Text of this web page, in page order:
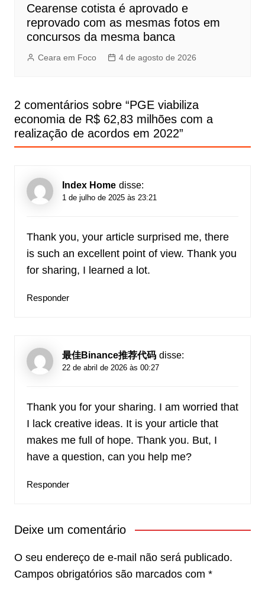
Cearense cotista é aprovado e
reprovado com as mesmas fotos em
concursos da mesma banca
Ceara em Foco 4 de agosto de 2026
2 comentários sobre “PGE viabiliza
economia de R$ 62,83 milhões com a
realização de acordos em 2022”
Index Home disse:
1 de julho de 2025 às 23:21
Thank you, your article surprised me, there
is such an excellent point of view. Thank you
for sharing, I learned a lot.
Responder
最佳Binance推荐代码 disse:
22 de abril de 2026 às 00:27
Thank you for your sharing. I am worried that
I lack creative ideas. It is your article that
makes me full of hope. Thank you. But, I
have a question, can you help me?
Responder
Deixe um comentário
O seu endereço de e-mail não será publicado.
Campos obrigatórios são marcados com *